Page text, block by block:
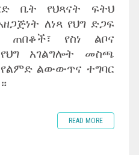
ቤት የህጻናት ፍትህ
ለነጻ የህግ ድጋፍ
የስነ ልቦና
አገልግሎት መስጫ
ልውውጥና ተግባር
READ MORE